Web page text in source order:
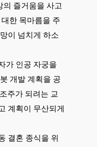
의 즐거움을 사고
한 목마름을 주
이 넘치게 하소
가 인공 자궁을
개발 계획을 공
주가 되려는 교
계획이 무산되게
결혼 종식을 위